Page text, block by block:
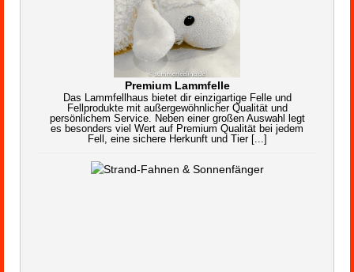
Premium Lammfelle
Das Lammfellhaus bietet dir einzigartige Felle und
Fellprodukte mit außergewöhnlicher Qualität und
persönlichem Service. Neben einer großen Auswahl legt
es besonders viel Wert auf Premium Qualität bei jedem
Fell, eine sichere Herkunft und Tier [...]